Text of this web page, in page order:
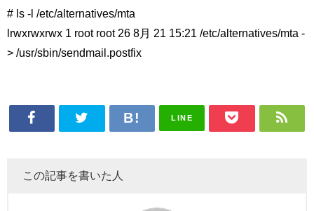
# ls -l /etc/alternatives/mta
lrwxrwxrwx 1 root root 26 8月 21 15:21 /etc/alternatives/mta -
> /usr/sbin/sendmail.postfix
LINE
この記事を書いた人